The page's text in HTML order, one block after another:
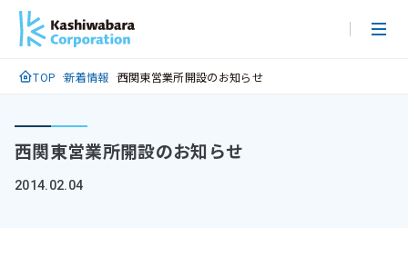
メ
イ
ン
ン
ツ
TOP 新着情報 西関東営業所開設のお知らせ
西関東営業所開設のお知らせ
2014.02.04